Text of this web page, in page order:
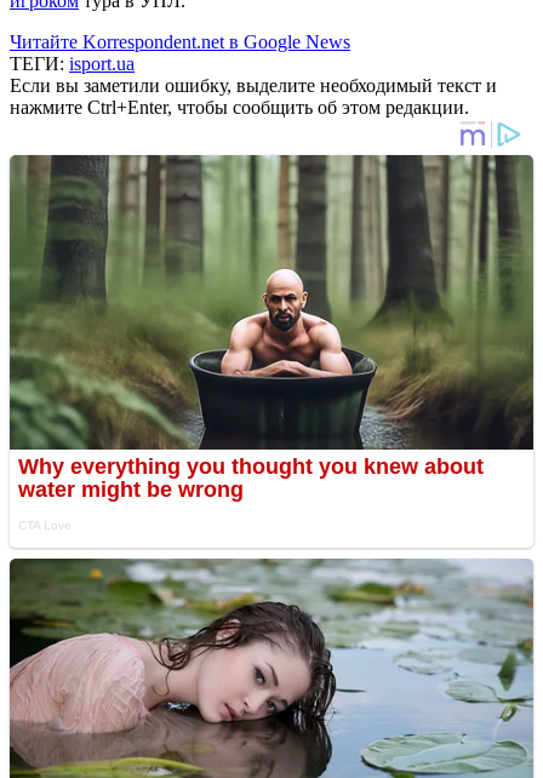
Читайте Korrespondent.net в Google News
ТЕГИ: isport.ua
Если вы заметили ошибку, выделите необходимый текст и
нажмите Ctrl+Enter, чтобы сообщить об этом редакции.